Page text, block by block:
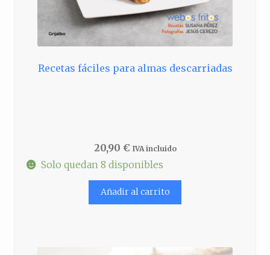
Recetas fáciles para almas descarriadas
20,90 € IVA incluido
Solo quedan 8 disponibles
Añadir al carrito